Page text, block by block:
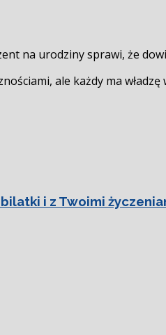
na urodziny sprawi, że
ale każdy ma
i z Twoimi